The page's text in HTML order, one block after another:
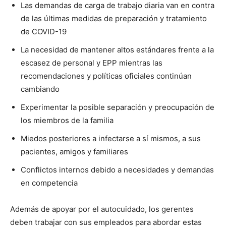
Las demandas de carga de trabajo diaria van en contra
de las últimas medidas de preparación y tratamiento
de COVID-19
La necesidad de mantener altos estándares frente a la
escasez de personal y EPP mientras las
recomendaciones y políticas oficiales continúan
cambiando
Experimentar la posible separación y preocupación de
los miembros de la familia
Miedos posteriores a infectarse a sí mismos, a sus
pacientes, amigos y familiares
Conflictos internos debido a necesidades y demandas
en competencia
Además de apoyar por el autocuidado, los gerentes
deben trabajar con sus empleados para abordar estas